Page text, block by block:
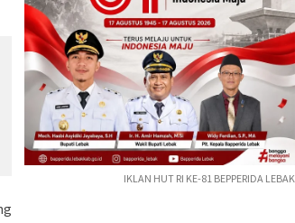
IKLAN HUT RI KE-81 BEPPERIDA LEBAK